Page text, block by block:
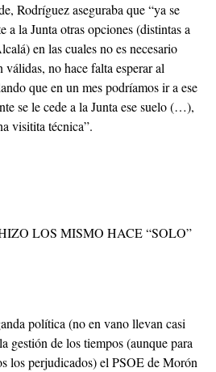
Rodríguez aseguraba que “ya se
a la Junta otras opciones (distintas a
en las cuales no es necesario
no hace falta esperar al
que en un mes podríamos ir a ese
se le cede a la Junta ese suelo (…),
visitita técnica”.
LOS MISMO HACE “SOLO”
política (no en vano llevan casi
gestión de los tiempos (aunque para
los perjudicados) el PSOE de Morón